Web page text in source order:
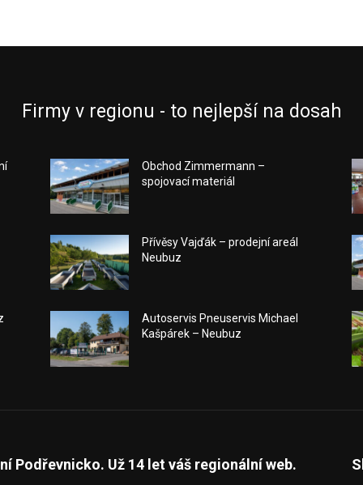
Firmy v regionu - to nejlepší na dosah
Obchod Zimmermann –
spojovací materiál
Přívěsy Vajďák – prodejní areál
Neubuz
Autoservis Pneuservis Michael
Kašpárek – Neubuz
Podřevnicko. Už 14 let váš regionální web.